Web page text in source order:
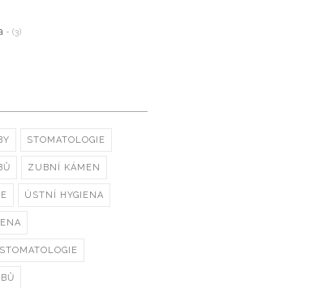
- (3)
STOMATOLOGIE
ZUBNÍ KÁMEN
ÚSTNÍ HYGIENA